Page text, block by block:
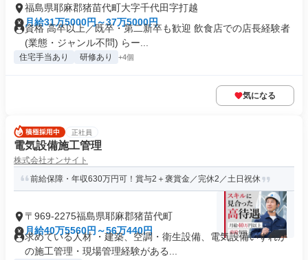
福島県耶麻郡猪苗代町大字千代田字打越
月給31万5000円～37万5000円
資格 高卒以上／既卒・第二新卒も歓迎 飲食店での店長経験者
(業態・ジャンル不問) らー...
住宅手当あり 研修あり +4個
気になる
正社員
電気設備施工管理
株式会社オンサイト
前給保障・年収630万円可！賞与2＋褒賞金／完休2／土日祝休
〒969-2275福島県耶麻郡猪苗代町
月給40万5560円～56万440円
求めている人材 ・建築、空調・衛生設備、電気設備いずれか
の施工管理・現場管理経験がある...